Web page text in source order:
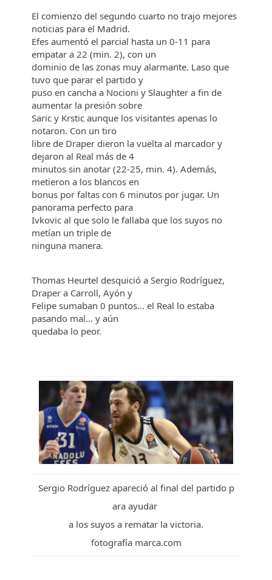
El comienzo del segundo cuarto no trajo mejores
noticias para el Madrid.
Efes aumentó el parcial hasta un 0-11 para
empatar a 22 (min. 2), con un
dominio de las zonas muy alarmante. Laso que
tuvo que parar el partido y
puso en cancha a Nocioni y Slaughter a fin de
aumentar la presión sobre
Saric y Krstic aunque los visitantes apenas lo
notaron. Con un tiro
libre de Draper dieron la vuelta al marcador y
dejaron al Real más de 4
minutos sin anotar (22-25, min. 4). Además,
metieron a los blancos en
bonus por faltas con 6 minutos por jugar. Un
panorama perfecto para
Ivkovic al que solo le fallaba que los suyos no
metían un triple de
ninguna manera.
Thomas Heurtel desquició a Sergio Rodríguez,
Draper a Carroll, Ayón y
Felipe sumaban 0 puntos... el Real lo estaba
pasando mal... y aún
quedaba lo peor.
Sergio Rodríguez apareció al final del partido p
ara ayudar
a los suyos a rematar la victoria.
fotografía marca.com